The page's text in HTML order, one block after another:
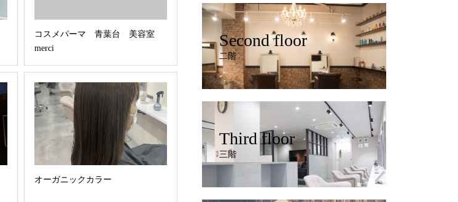
コスメパーマ 青葉台 美容室
merci
オーガニックカラー
Second floor
二階
Third floor
三階